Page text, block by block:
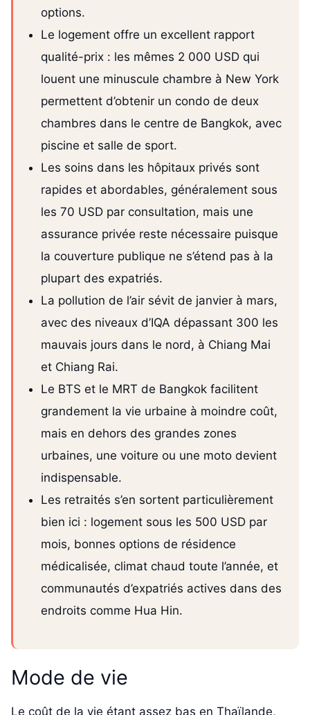
options.
Le logement offre un excellent rapport
qualité-prix : les mêmes 2 000 USD qui
louent une minuscule chambre à New York
permettent d’obtenir un condo de deux
chambres dans le centre de Bangkok, avec
piscine et salle de sport.
Les soins dans les hôpitaux privés sont
rapides et abordables, généralement sous
les 70 USD par consultation, mais une
assurance privée reste nécessaire puisque
la couverture publique ne s’étend pas à la
plupart des expatriés.
La pollution de l’air sévit de janvier à mars,
avec des niveaux d’IQA dépassant 300 les
mauvais jours dans le nord, à Chiang Mai
et Chiang Rai.
Le BTS et le MRT de Bangkok facilitent
grandement la vie urbaine à moindre coût,
mais en dehors des grandes zones
urbaines, une voiture ou une moto devient
indispensable.
Les retraités s’en sortent particulièrement
bien ici : logement sous les 500 USD par
mois, bonnes options de résidence
médicalisée, climat chaud toute l’année, et
communautés d’expatriés actives dans des
endroits comme Hua Hin.
Mode de vie
Le coût de la vie étant assez bas en Thaïlande,